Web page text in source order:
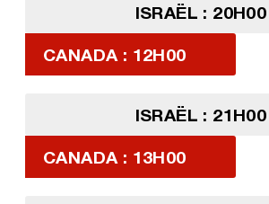
ISRAËL : 20H00
CANADA : 12H00
ISRAËL : 21H00
CANADA : 13H00